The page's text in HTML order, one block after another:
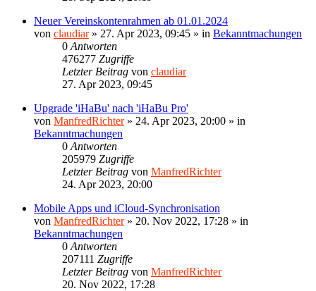
Neuer Vereinskontenrahmen ab 01.01.2024
von claudiar» 27. Apr 2023, 09:45 » in Bekanntmachungen
0 Antworten
476277 Zugriffe
Letzter Beitrag von claudiar
27. Apr 2023, 09:45
Upgrade 'iHaBu' nach 'iHaBu Pro'
von ManfredRichter» 24. Apr 2023, 20:00 » in
Bekanntmachungen
0 Antworten
205979 Zugriffe
Letzter Beitrag von ManfredRichter
24. Apr 2023, 20:00
Mobile Apps und iCloud-Synchronisation
von ManfredRichter» 20. Nov 2022, 17:28 » in
Bekanntmachungen
0 Antworten
207111 Zugriffe
Letzter Beitrag von ManfredRichter
20. Nov 2022, 17:28